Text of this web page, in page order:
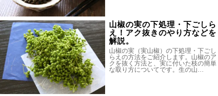
山椒の実の下処理・下ごしら
え！アク抜きのやり方などを
解説。
山椒の実（実山椒）の下処理・下ごし
らえの方法をご紹介します。山椒のア
クを抜く方法と、実に付いた枝の簡単
な取り方についてです。生の山…